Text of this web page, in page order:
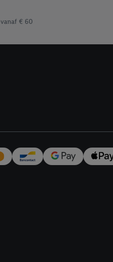
USPs van Lidl.be
€ 60
Onder
Door op